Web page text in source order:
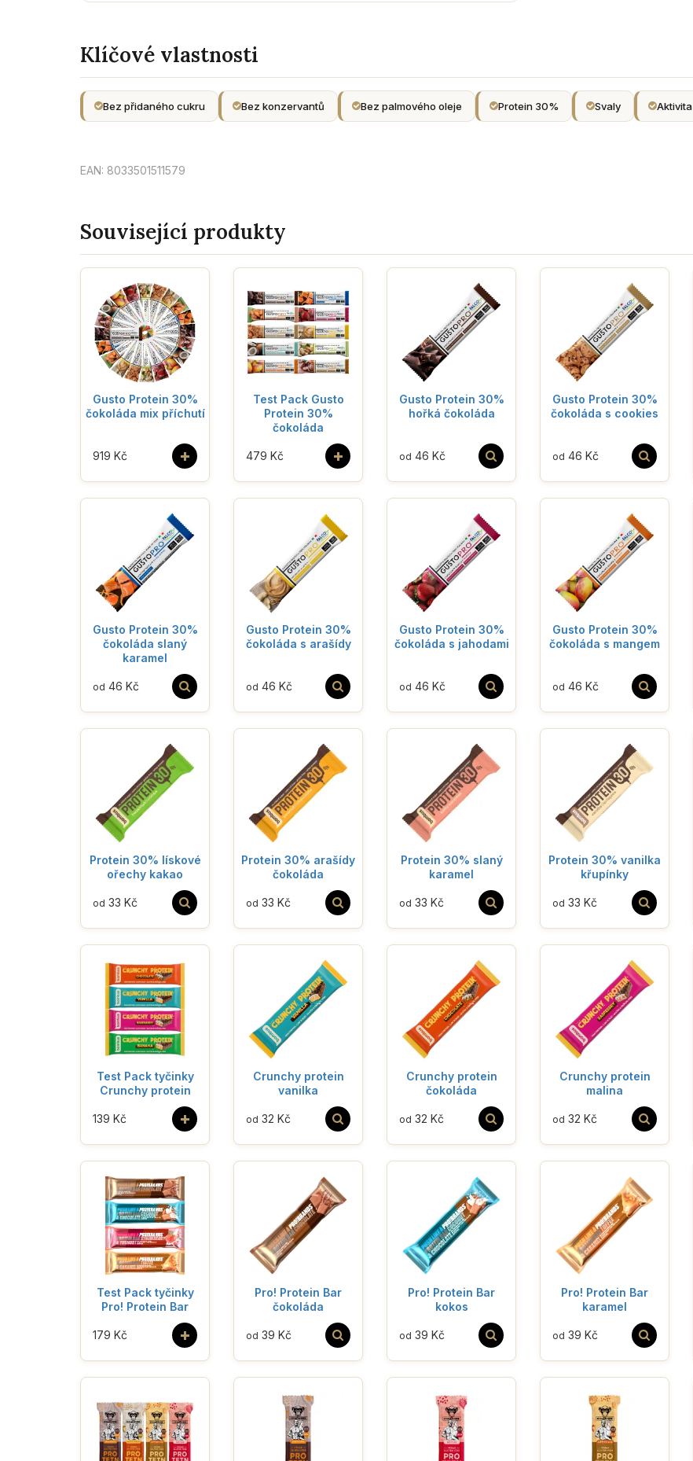
Klíčové vlastnosti
Bez přidaného cukru Bez konzervantů Bez palmového oleje Protein 30% Svaly Aktivita
EAN: 8033501511579
Související produkty
Gusto Protein 30%
čokoláda mix příchutí
+
919 Kč
Test Pack Gusto
Protein 30%
čokoláda
+
479 Kč
Gusto Protein 30%
hořká čokoláda
od 46 Kč
Gusto Protein 30%
čokoláda s cookies
od 46 Kč
Gusto Protein 30%
čokoláda slaný
karamel
od 46 Kč
Gusto Protein 30%
čokoláda s arašídy
od 46 Kč
Gusto Protein 30%
čokoláda s jahodami
od 46 Kč
Gusto Protein 30%
čokoláda s mangem
od 46 Kč
Protein 30% lískové
ořechy kakao
od 33 Kč
Protein 30% arašídy
čokoláda
od 33 Kč
Protein 30% slaný
karamel
od 33 Kč
Protein 30% vanilka
křupínky
od 33 Kč
Test Pack tyčinky
Crunchy protein
+
139 Kč
Crunchy protein
vanilka
od 32 Kč
Crunchy protein
čokoláda
od 32 Kč
Crunchy protein
malina
od 32 Kč
Test Pack tyčinky
Pro! Protein Bar
+
179 Kč
Pro! Protein Bar
čokoláda
od 39 Kč
Pro! Protein Bar
kokos
od 39 Kč
Pro! Protein Bar
karamel
od 39 Kč